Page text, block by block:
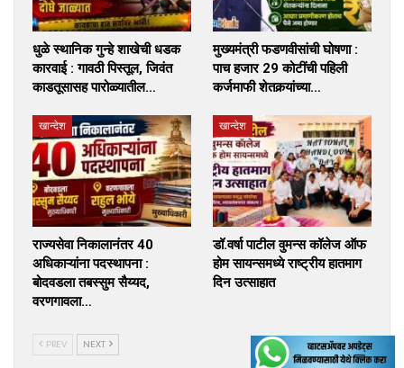
धुळे स्थानिक गुन्हे शाखेची धडक
कारवाई : गावठी पिस्तूल, जिवंत
काडतूसासह पारोळ्यातील…
मुख्यमंत्री फडणवीसांची घोषणा :
पाच हजार 29 कोटींची पहिली
कर्जमाफी शेतकर्‍यांच्या…
खान्देश
राज्यसेवा निकालानंतर 40
अधिकाऱ्यांना पदस्थापना :
बोदवडला तबस्सुम सैय्यद,
वरणगावला…
खान्देश
डॉ.वर्षा पाटील वुमन्स कॉलेज ऑफ
होम सायन्समध्ये राष्ट्रीय हातमाग
दिन उत्साहात
PREV NEXT